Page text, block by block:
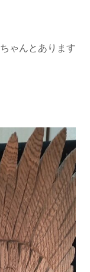
ゃんとあります